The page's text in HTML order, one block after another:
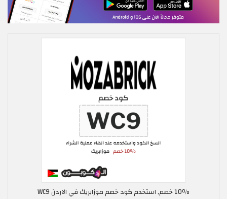
10٪ خصم, استخدم كود خصم موزابريك في الاردن WC9